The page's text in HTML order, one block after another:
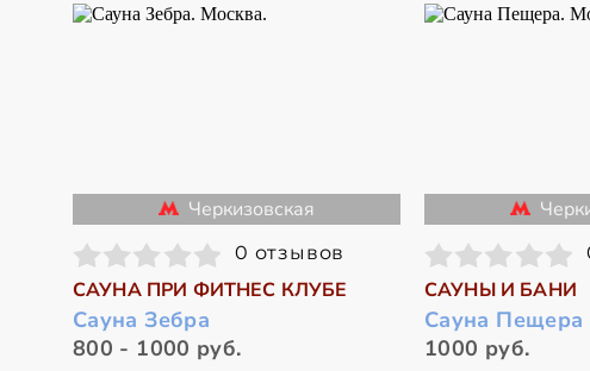
Черкизовская
0 отзывов
САУНА ПРИ ФИТНЕС КЛУБЕ
Сауна Зебра
800 - 1000 руб.
САУНЫ И БАНИ
Сауна Пещера
1000 руб.